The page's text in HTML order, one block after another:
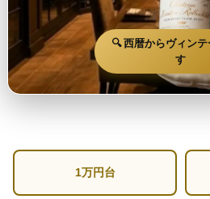
🔍 西暦からヴィン
す
1万円台